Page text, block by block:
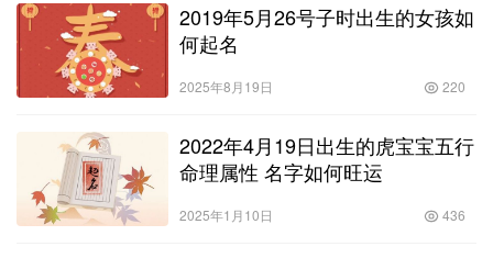
2019年5月26号子时出生的女孩如
何起名
2025年8月19日 220
2022年4月19日出生的虎宝宝五行
命理属性 名字如何旺运
2025年1月10日 436